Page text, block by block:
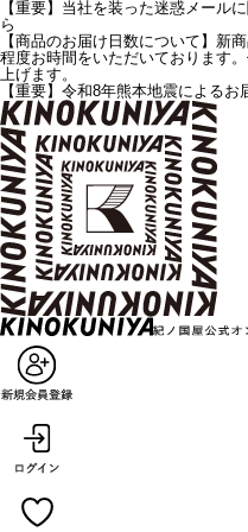
【重要】当社を装った迷惑メー
ら
【商品のお届け日数について】新
程度お時間をいただいております
上げます。
【重要】令和8年熊本地震による